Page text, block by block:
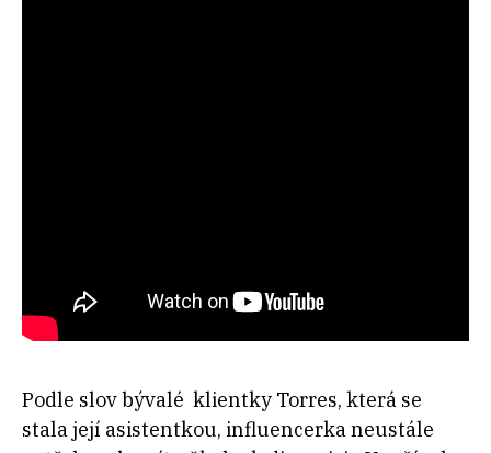
Podle slov bývalé klientky Torres, která se
stala její asistentkou, influencerka neustále